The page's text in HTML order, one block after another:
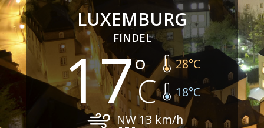
LUXEMBURG
FINDEL
17 28°C
18°C
NW13 km/h